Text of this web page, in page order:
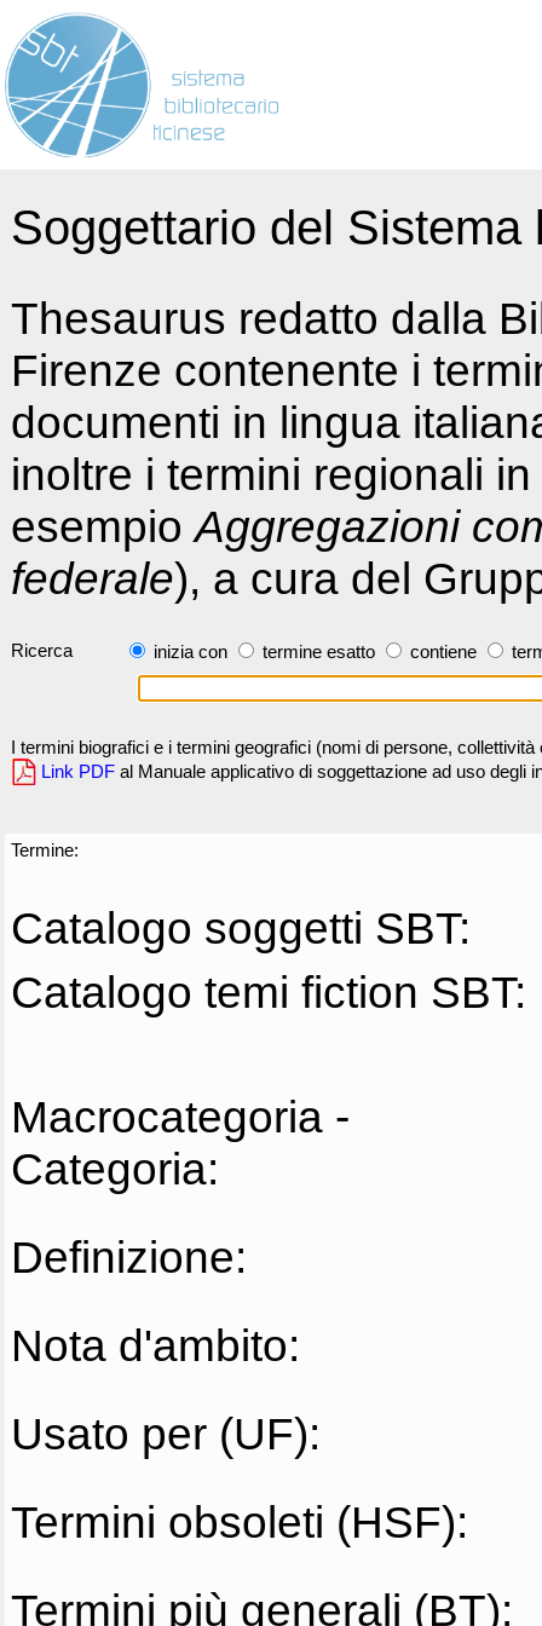
Soggettario del
Thesaurus redatto dalla
Firenze contenente i
documenti in lingua
inoltre i termini regionali
esempioAggregazioni
federale), a cura del
Ricerca inizia con termine esatto contiene
I termini biografici e i termini geografici (nomi di persone,
Link PDF al Manuale applicativo di soggettazione ad uso degli
Termine:
Catalogo soggetti SBT:
Catalogo temi fiction SBT:
Macrocategoria -
Categoria:
Definizione:
Nota d'ambito:
Usato per (UF):
Termini obsoleti (HSF):
Termini più generali (BT):